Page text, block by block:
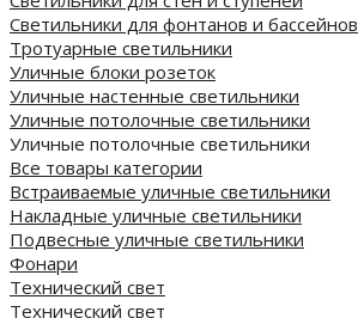
Светильники для фонтанов и бассейнов
Тротуарные светильники
Уличные блоки розеток
Уличные настенные светильники
Уличные потолочные светильники
Уличные потолочные светильники
Все товары категории
Встраиваемые уличные светильники
Накладные уличные светильники
Подвесные уличные светильники
Фонари
Технический свет
Технический свет